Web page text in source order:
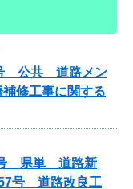
号 公共 道路メン
修工事に関する
号 県単 道路新
号 道路改良工